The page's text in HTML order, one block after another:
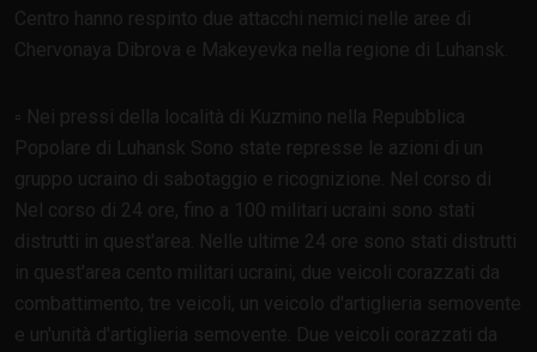
Centro hanno respinto due attacchi nemici nelle aree di
Chervonaya Dibrova e Makeyevka nella regione di Luhansk.
▫️ Nei pressi della località di Kuzmino nella Repubblica
Popolare di Luhansk Sono state represse le azioni di un
gruppo ucraino di sabotaggio e ricognizione. Nel corso di
Nel corso di 24 ore, fino a 100 militari ucraini sono stati
distrutti in quest'area. Nelle ultime 24 ore sono stati distrutti
in quest'area cento militari ucraini, due veicoli corazzati da
combattimento, tre veicoli, un veicolo d'artiglieria semovente
e un'unità d'artiglieria semovente. Due veicoli corazzati da